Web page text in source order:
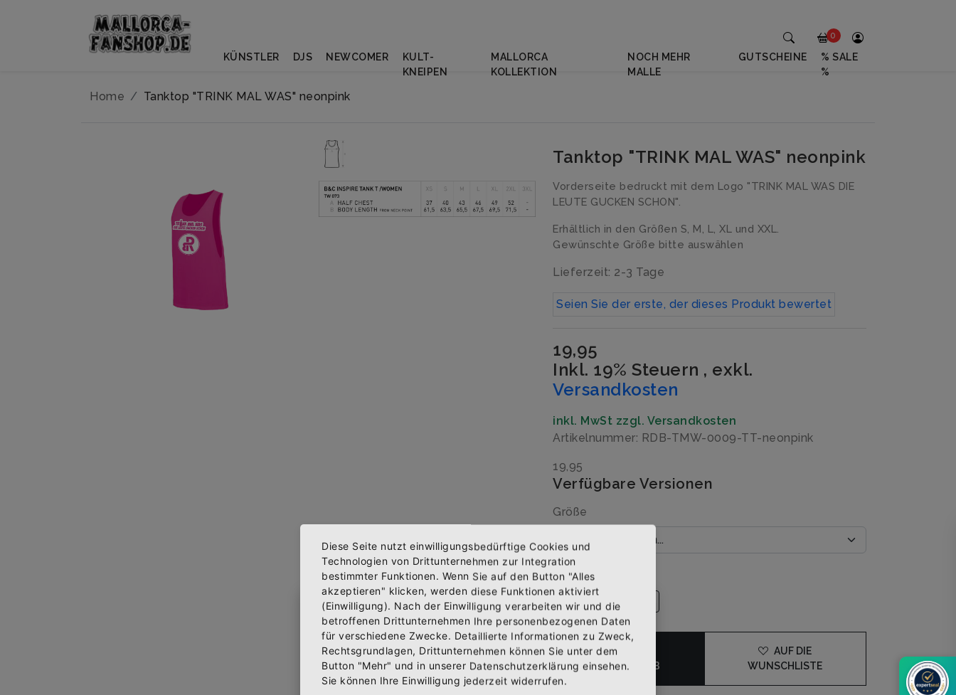
Home Tanktop "TRINK MAL WAS" neonpink
Tanktop "TRINK MAL WAS" neonpink
Vorderseite bedruckt mit dem Logo "TRINK MAL WAS DIE
LEUTE GUCKEN SCHON".
Erhältlich in den Größen S, M, L, XL und XXL.
Gewünschte Größe bitte auswählen
Lieferzeit: 2-3 Tage
Seien Sie der erste, der dieses Produkt bewertet
19,95
Inkl. 19% Steuern , exkl.
Versandkosten
inkl. MwSt zzgl. Versandkosten
Artikelnummer: RDB-TMW-0009-TT-neonpink
19,95
Verfügbare Versionen
Größe
Menge
WARENKORB
AUF DIE
WUNSCHLISTE
Abonniere jetzt unseren Newsletter
Bekomme die aktuellsten News über neue Produkte und
zudem einen 10% Gutschein für deine nächste
Bestellung.
0
KÜNSTLER DJS NEWCOMER
KULT-
KNEIPEN
MALLORCA
KOLLEKTION
NOCH MEHR
MALLE
GUTSCHEINE
% SALE
%
Diese Seite nutzt einwilligungsbedürftige Cookies und
Technologien von Drittunternehmen zur Integration
bestimmter Funktionen. Wenn Sie auf den Button "Alles
akzeptieren" klicken, werden diese Funktionen aktiviert
(Einwilligung). Nach der Einwilligung verarbeiten wir und die
betroffenen Drittunternehmen Ihre personenbezogenen Daten
für verschiedene Zwecke. Detaillierte Informationen zu Zweck,
Rechtsgrundlagen, Drittunternehmen können Sie unter dem
Button "Mehr" und in unserer Datenschutzerklärung einsehen.
Sie können Ihre Einwilligung jederzeit widerrufen.